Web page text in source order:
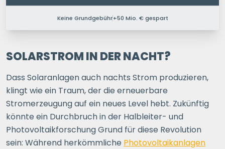
PERSONEN IM HAUSHALT
Ihre Postleitzahl
ERSPARNIS BERECHNEN
oderdirekt registrieren
Keine Grundgebühr+50 Mio. € gespart
SOLARSTROM IN DER NACHT?
Dass Solaranlagen auch nachts Strom produzieren,
klingt wie ein Traum, der die erneuerbare
Stromerzeugung auf ein neues Level hebt. Zukünftig
könnte ein Durchbruch in der Halbleiter- und
Photovoltaikforschung Grund für diese Revolution
sein: Während herkömmliche Photovoltaikanlagen